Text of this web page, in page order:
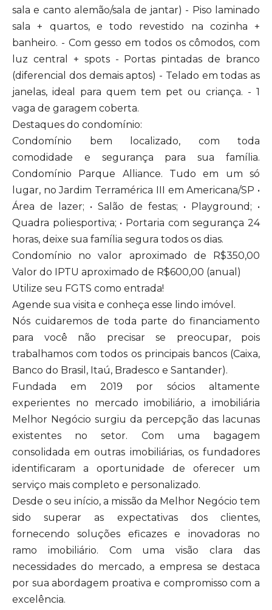
sala e canto alemão/sala de jantar) - Piso laminado
sala + quartos, e todo revestido na cozinha +
banheiro. - Com gesso em todos os cômodos, com
luz central + spots - Portas pintadas de branco
(diferencial dos demais aptos) - Telado em todas as
janelas, ideal para quem tem pet ou criança. - 1
vaga de garagem coberta.
Destaques do condomínio:
Condomínio bem localizado, com toda
comodidade e segurança para sua família.
Condomínio Parque Alliance. Tudo em um só
lugar, no Jardim Terramérica III em Americana/SP •
Área de lazer; • Salão de festas; • Playground; •
Quadra poliesportiva; • Portaria com segurança 24
horas, deixe sua família segura todos os dias.
Condomínio no valor aproximado de R$350,00
Valor do IPTU aproximado de R$600,00 (anual)
Utilize seu FGTS como entrada!
Agende sua visita e conheça esse lindo imóvel.
Nós cuidaremos de toda parte do financiamento
para você não precisar se preocupar, pois
trabalhamos com todos os principais bancos (Caixa,
Banco do Brasil, Itaú, Bradesco e Santander).
Fundada em 2019 por sócios altamente
experientes no mercado imobiliário, a imobiliária
Melhor Negócio surgiu da percepção das lacunas
existentes no setor. Com uma bagagem
consolidada em outras imobiliárias, os fundadores
identificaram a oportunidade de oferecer um
serviço mais completo e personalizado.
Desde o seu início, a missão da Melhor Negócio tem
sido superar as expectativas dos clientes,
fornecendo soluções eficazes e inovadoras no
ramo imobiliário. Com uma visão clara das
necessidades do mercado, a empresa se destaca
por sua abordagem proativa e compromisso com a
excelência.